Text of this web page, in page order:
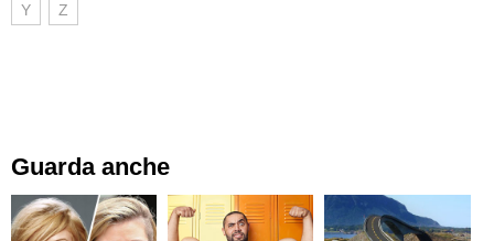
Y Z
Guarda anche